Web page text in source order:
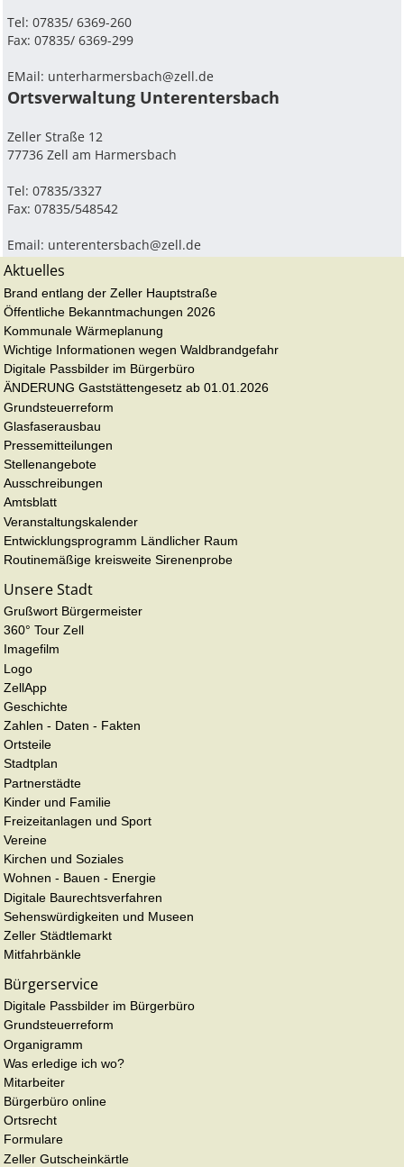
Tel: 07835/ 6369-260
Fax: 07835/ 6369-299
EMail: unterharmersbach@zell.de
Ortsverwaltung Unterentersbach
Zeller Straße 12
77736 Zell am Harmersbach
Tel: 07835/3327
Fax: 07835/548542
Email: unterentersbach@zell.de
Aktuelles
Brand entlang der Zeller Hauptstraße
Öffentliche Bekanntmachungen 2026
Kommunale Wärmeplanung
Wichtige Informationen wegen Waldbrandgefahr
Digitale Passbilder im Bürgerbüro
ÄNDERUNG Gaststättengesetz ab 01.01.2026
Grundsteuerreform
Glasfaserausbau
Pressemitteilungen
Stellenangebote
Ausschreibungen
Amtsblatt
Veranstaltungskalender
Entwicklungsprogramm Ländlicher Raum
Routinemäßige kreisweite Sirenenprobe
Unsere Stadt
Grußwort Bürgermeister
360° Tour Zell
Imagefilm
Logo
ZellApp
Geschichte
Zahlen - Daten - Fakten
Ortsteile
Stadtplan
Partnerstädte
Kinder und Familie
Freizeitanlagen und Sport
Vereine
Kirchen und Soziales
Wohnen - Bauen - Energie
Digitale Baurechtsverfahren
Sehenswürdigkeiten und Museen
Zeller Städtlemarkt
Mitfahrbänkle
Bürgerservice
Digitale Passbilder im Bürgerbüro
Grundsteuerreform
Organigramm
Was erledige ich wo?
Mitarbeiter
Bürgerbüro online
Ortsrecht
Formulare
Zeller Gutscheinkärtle